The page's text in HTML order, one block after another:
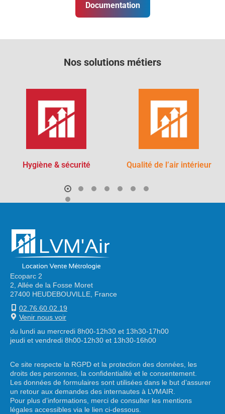
Documentation
Nos solutions métiers
Hygiène & sécurité Qualité de l’air intérieur
Ecoparc 2
2, Allée de la Fosse Moret
27400 HEUDEBOUVILLE, France
02.76.60.02.19
Venir nous voir
du lundi au mercredi 8h00-12h30 et 13h30-17h00
jeudi et vendredi 8h00-12h30 et 13h30-16h00
Ce site respecte la RGPD et la protection des données, les
droits des personnes, la confidentialité et le consentement.
Les données de formulaires sont utilisées dans le but d’assurer
un retour aux demandes des internautes à LVMAIR.
Pour plus d’informations, merci de consulter les mentions
légales accessibles via le lien ci-dessous.